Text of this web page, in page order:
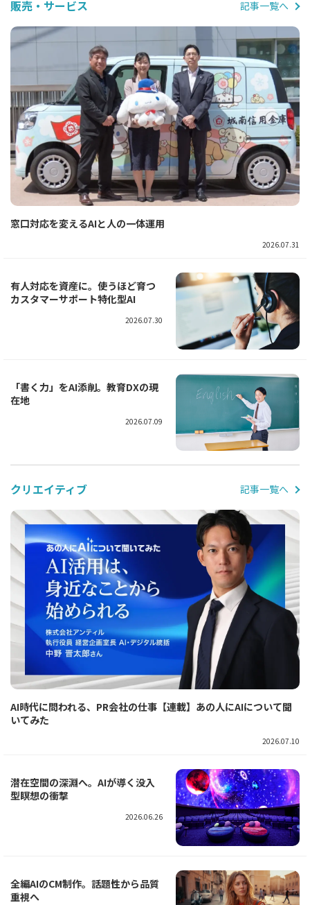
販売・サービス 記事一覧へ
窓口対応を変えるAIと人の一体運用
2026.07.31
有人対応を資産に。使うほど育つ
カスタマーサポート特化型AI
2026.07.30
「書く力」をAI添削。教育DXの現
在地
2026.07.09
クリエイティブ 記事一覧へ
AI時代に問われる、PR会社の仕事【連載】あの人にAIについて聞
いてみた
2026.07.10
潜在空間の深淵へ。AIが導く没入
型瞑想の衝撃
2026.06.26
全編AIのCM制作。話題性から品質
重視へ